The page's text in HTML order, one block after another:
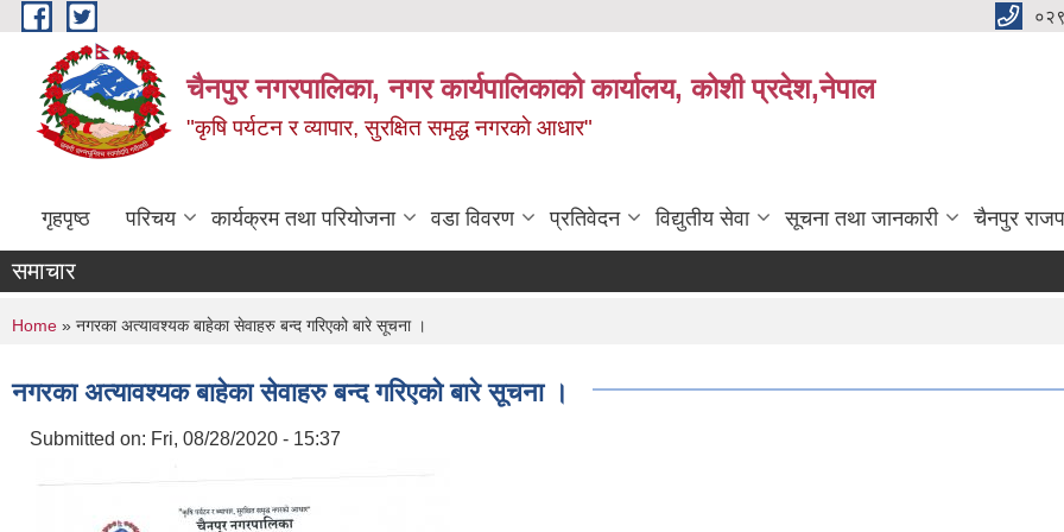
Skip to main content
चैनपुर नगरपालिका, नगर कार्यपालिकाको कार्यालय, कोशी प्रदेश,नेपाल
"कृषि पर्यटन र व्यापार, सुरक्षित समृद्ध नगरकाे आधार"
गृहपृष्ठ परिचय कार्यक्रम तथा परियोजना वडा विवरण प्रतिवेदन विद्युतीय सेवा सूचना तथा जानकारी चैनपुर
समाचार
You are here
Home » नगरका अत्यावश्यक बाहेका सेवाहरु बन्द गरिएको बारे सूचना ।
नगरका अत्यावश्यक बाहेका सेवाहरु बन्द गरिएको बारे सूचना ।
Submitted on: Fri, 08/28/2020 - 15:37